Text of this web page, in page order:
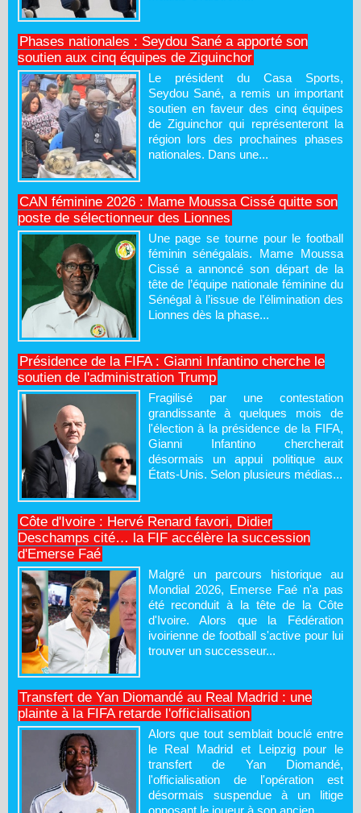
Phases nationales : Seydou Sané a apporté son
soutien aux cinq équipes de Ziguinchor
Le président du Casa Sports,
Seydou Sané, a remis un important
soutien en faveur des cinq équipes
de Ziguinchor qui représenteront la
région lors des prochaines phases
nationales. Dans une...
CAN féminine 2026 : Mame Moussa Cissé quitte son
poste de sélectionneur des Lionnes
Une page se tourne pour le football
féminin sénégalais. Mame Moussa
Cissé a annoncé son départ de la
tête de l’équipe nationale féminine du
Sénégal à l’issue de l’élimination des
Lionnes dès la phase...
Présidence de la FIFA : Gianni Infantino cherche le
soutien de l'administration Trump
Fragilisé par une contestation
grandissante à quelques mois de
l'élection à la présidence de la FIFA,
Gianni Infantino chercherait
désormais un appui politique aux
États-Unis. Selon plusieurs médias...
Côte d'Ivoire : Hervé Renard favori, Didier
Deschamps cité… la FIF accélère la succession
d'Emerse Faé
Malgré un parcours historique au
Mondial 2026, Emerse Faé n'a pas
été reconduit à la tête de la Côte
d'Ivoire. Alors que la Fédération
ivoirienne de football s'active pour lui
trouver un successeur...
Transfert de Yan Diomandé au Real Madrid : une
plainte à la FIFA retarde l'officialisation
Alors que tout semblait bouclé entre
le Real Madrid et Leipzig pour le
transfert de Yan Diomandé,
l'officialisation de l'opération est
désormais suspendue à un litige